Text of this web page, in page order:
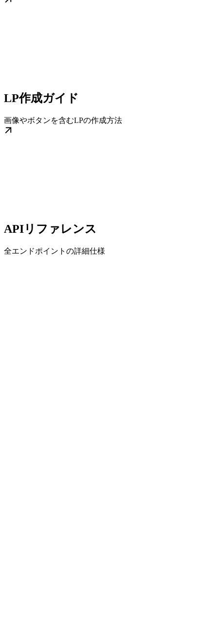
LP作成ガイド
画像やボタンを含むLPの作成方法
APIリファレンス
全エンドポイントの詳細仕様